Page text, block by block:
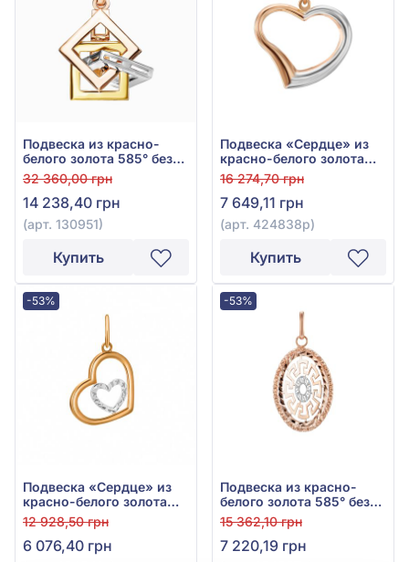
Подвеска из красно-
белого золота 585° без
вставки, арт. 130951
32 360,00 грн
14 238,40 грн
(арт. 130951)
Купить
Подвеска «Сердце» из
красно-белого золота
585° без вставки, арт.
424838р
16 274,70 грн
7 649,11 грн
(арт. 424838р)
Купить
-53%
Подвеска «Сердце» из
красно-белого золота
585° без вставки, арт.
424241р
12 928,50 грн
6 076,40 грн
-53%
Подвеска из красно-
белого золота 585° без
вставки, арт. 424837р
15 362,10 грн
7 220,19 грн